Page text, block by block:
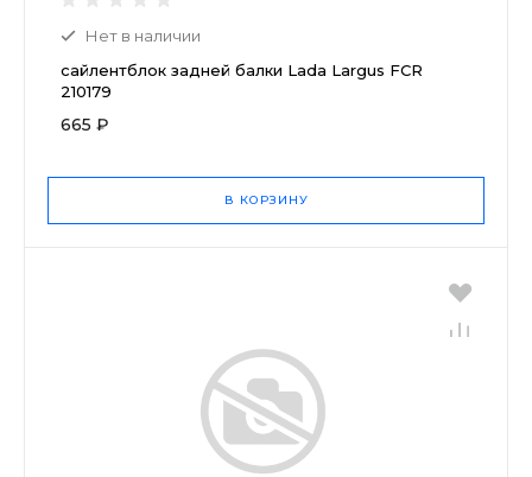
Нет в наличии
сайлентблок задней балки Lada Largus FCR
210179
665 ₽
В КОРЗИНУ